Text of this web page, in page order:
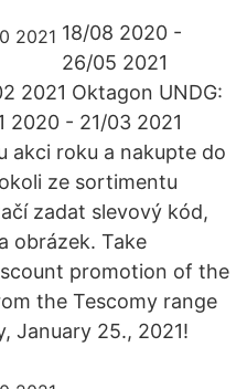
18/08 2020 -
26/05 2021
2021 Oktagon UNDG:
2020 - 21/03 2021
akci roku a nakupte do
ze sortimentu
zadat slevový kód,
obrázek. Take
promotion of the
the Tescomy range
January 25., 2021!